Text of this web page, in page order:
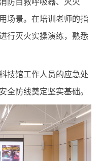
防自救呼吸器、灭火
场景。在培训老师的指
行灭火实操演练，熟悉
技馆工作人员的应急处
全防线奠定坚实基础。